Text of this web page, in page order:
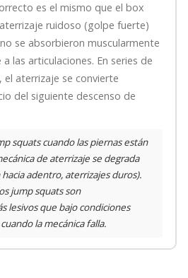
es el mismo que el box
ruidoso (golpe fuerte)
se absorbieron muscularmente
las articulaciones. En series de
aterrizaje se convierte
del siguiente descenso de
squats cuando las piernas están
de aterrizaje se degrada
adentro, aterrizajes duros).
jump squats son
lesivos que bajo condiciones
la mecánica falla.